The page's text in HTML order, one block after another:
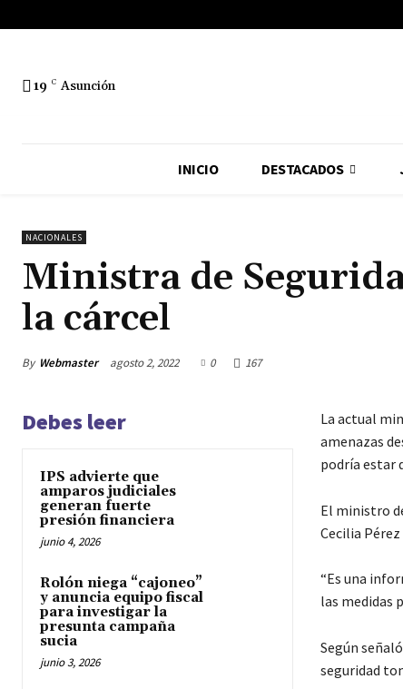
19 C Asunción
INICIO DESTACADOS
NACIONALES
Ministra de
la cárcel
By Webmaster agosto 2, 2022 0 167
Debes leer
IPS advierte que
amparos judiciales
generan fuerte
presión financiera
junio 4, 2026
Rolón niega “cajoneo”
y anuncia equipo fiscal
para investigar la
presunta campaña
sucia
junio 3, 2026
La actual
amenazas
podría estar
El ministro
Cecilia
“Es una
las medidas
Según
seguridad